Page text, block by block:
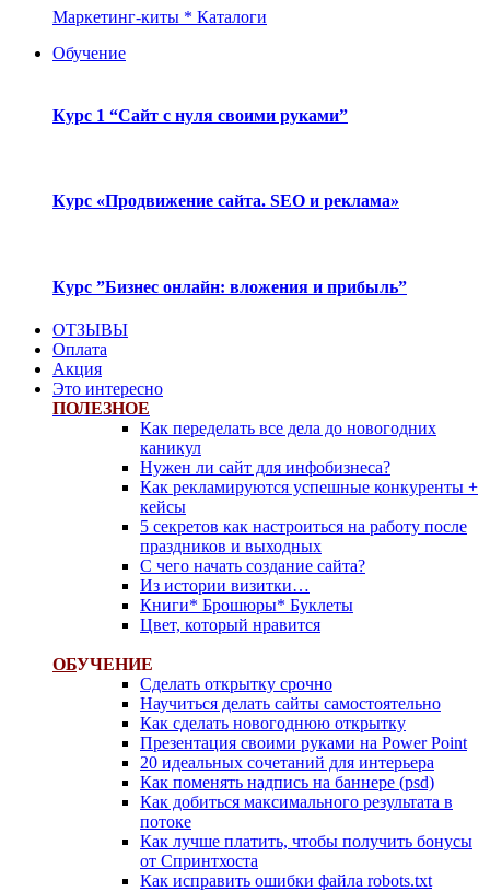
Маркетинг-киты * Каталоги
Обучение
Курс 1 “Сайт с нуля своими руками”
Курс «Продвижение сайта. SEO и реклама»
Курс ”Бизнес онлайн: вложения и прибыль”
ОТЗЫВЫ
Оплата
Акция
Это интересно
ПОЛЕЗНОЕ
Как переделать все дела до новогодних
каникул
Нужен ли сайт для инфобизнеса?
Как рекламируются успешные конкуренты +
кейсы
5 секретов как настроиться на работу после
праздников и выходных
С чего начать создание сайта?
Из истории визитки…
Книги* Брошюры* Буклеты
Цвет, который нравится
ОБУЧЕНИЕ
Сделать открытку срочно
Научиться делать сайты самостоятельно
Как сделать новогоднюю открытку
Презентация своими руками на Power Point
20 идеальных сочетаний для интерьера
Как поменять надпись на баннере (psd)
Как добиться максимального результата в
потоке
Как лучше платить, чтобы получить бонусы
от Спринтхоста
Как исправить ошибки файла robots.txt